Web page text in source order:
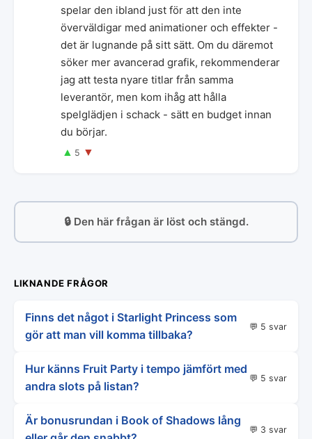
spelar den ibland just för att den inte
överväldigar med animationer och effekter -
det är lugnande på sitt sätt. Om du däremot
söker mer avancerad grafik, rekommenderar
jag att testa nyare titlar från samma
leverantör, men kom ihåg att hålla
spelglädjen i schack - sätt en budget innan
du börjar.
▲ 5 ▼
🔒 Den här frågan är löst och stängd.
LIKNANDE FRÅGOR
Finns det något i Starlight Princess som
gör att man vill komma tillbaka?
💬 5 svar
Hur känns Fruit Party i tempo jämfört med
andra slots på listan?
💬 5 svar
Är bonusrundan i Book of Shadows lång
💬 3 svar